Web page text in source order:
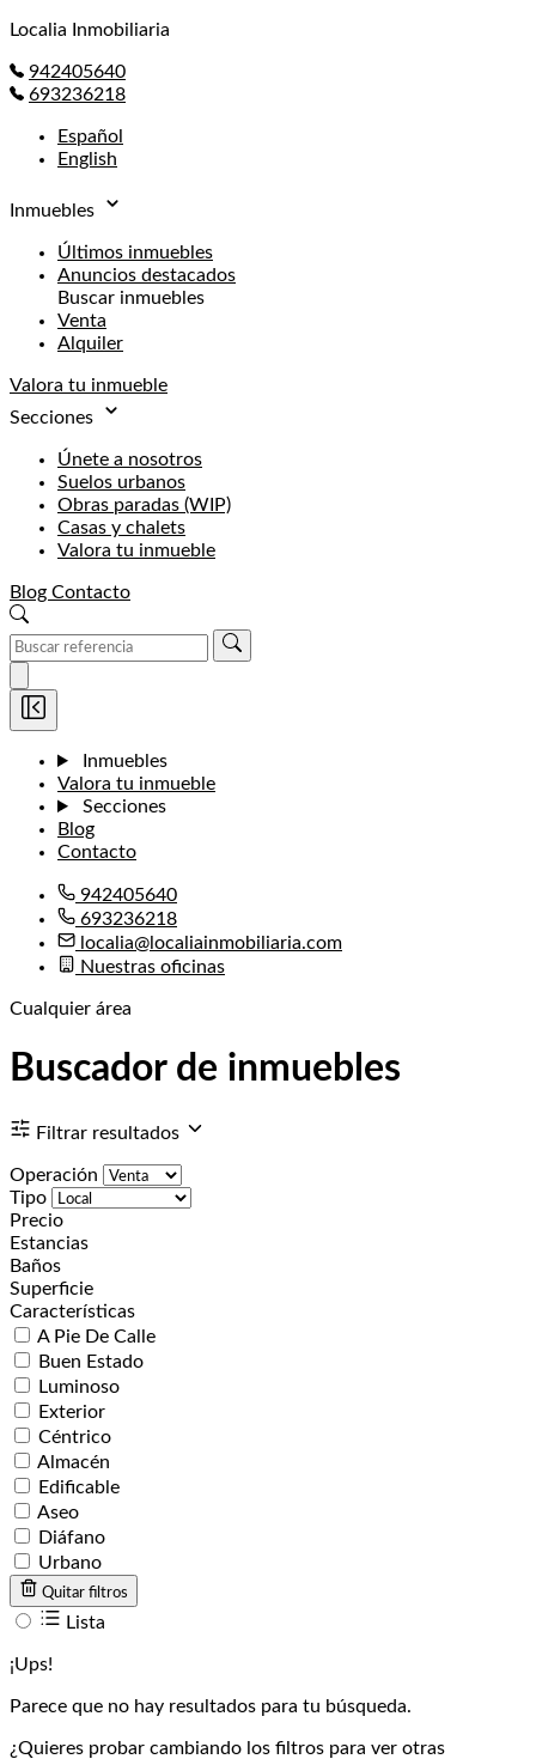
Localia Inmobiliaria
942405640
693236218
Español
English
Inmuebles
Últimos inmuebles
Anuncios destacados
Buscar inmuebles
Venta
Alquiler
Valora tu inmueble
Secciones
Únete a nosotros
Suelos urbanos
Obras paradas (WIP)
Casas y chalets
Valora tu inmueble
Blog Contacto
Inmuebles
Valora tu inmueble
Secciones
Blog
Contacto
942405640
693236218
localia@localiainmobiliaria.com
Nuestras oficinas
Cualquier área
Buscador de inmuebles
Filtrar resultados
Operación
Tipo
Precio
Estancias
Baños
Superficie
Características
A Pie De Calle
Buen Estado
Luminoso
Exterior
Céntrico
Almacén
Edificable
Aseo
Diáfano
Urbano
Quitar filtros
Lista
¡Ups!
Parece que no hay resultados para tu búsqueda.
¿Quieres probar cambiando los filtros para ver otras